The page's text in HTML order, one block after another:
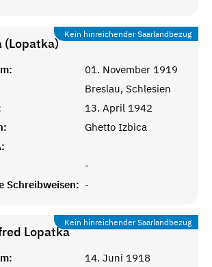
Kein hinreichender Saarlandbezug
(Lopatka)
01. November 1919
Breslau, Schlesien
13. April 1942
Ghetto Izbica
-
Schreibweisen: -
Kein hinreichender Saarlandbezug
Lopatka
14. Juni 1918